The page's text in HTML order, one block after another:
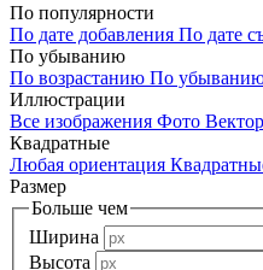
По популярности
По дате добавления По дате
По убыванию
По возрастанию По
Иллюстрации
Все изображения Фото
Квадратные
Любая ориентация
Размер
Больше чем
Ширина
Высота